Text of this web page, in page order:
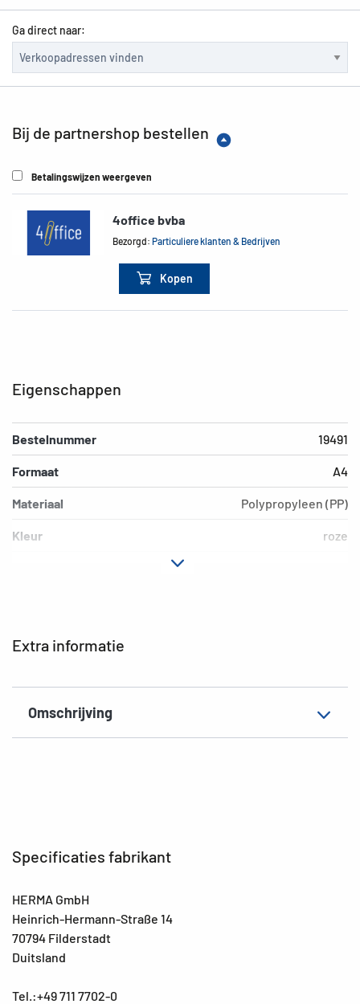
Ga direct naar:
Bij de partnershop bestellen
Betalingswijzen weergeven
4office bvba
Bezorgd:Particuliere klanten & Bedrijven
Kopen
Extra informatie
Omschrijving
Eigenschappen
Bestelnummer 19491
Formaat A4
Materiaal Polypropyleen (PP)
Kleur roze
Specificaties fabrikant
HERMA GmbH
Heinrich-Hermann-Straße 14
70794 Filderstadt
Duitsland
Tel.:+49 711 7702-0